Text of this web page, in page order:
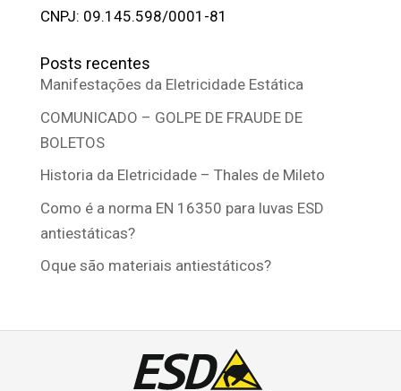
CNPJ: 09.145.598/0001-81
Posts recentes
Manifestações da Eletricidade Estática
COMUNICADO – GOLPE DE FRAUDE DE
BOLETOS
Historia da Eletricidade – Thales de Mileto
Como é a norma EN 16350 para luvas ESD
antiestáticas?
Oque são materiais antiestáticos?